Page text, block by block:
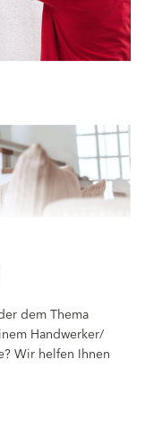
dem Thema
Handwerker/
Wir helfen Ihnen